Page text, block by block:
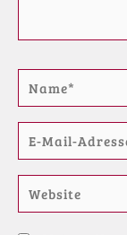
Mail-
Adresse*